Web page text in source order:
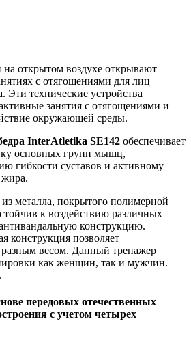
открытом воздухе открывают
с отягощениями для лиц
Эти технические устройства
занятия с отягощениями и
окружающей среды.
InterAtletika SE142 обеспечивает
основных групп мышц,
гибкости суставов и активному
металла, покрытого полимерной
к воздействию различных
конструкцию.
конструкция позволяет
разным весом. Данный тренажер
как женщин, так и мужчин.
передовых отечественных
с учетом четырех